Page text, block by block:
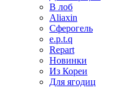
В лоб
Aliaxin
Сферогель
e.p.t.q
Repart
Новинки
Из Кореи
Для ягодиц